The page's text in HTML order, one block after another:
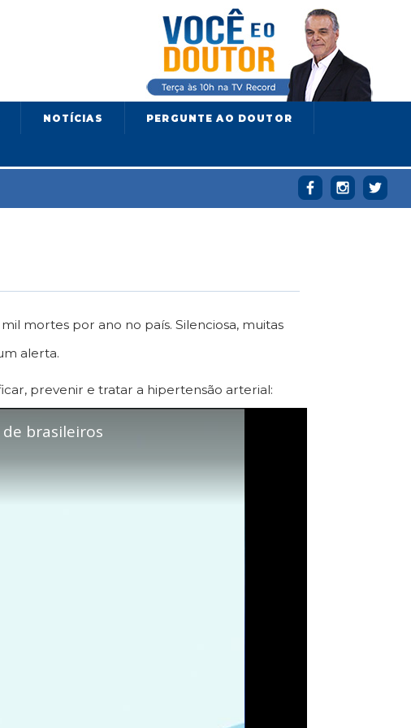
NOTÍCIAS PERGUNTE AO DOUTOR
mortes por ano no país. Silenciosa, muitas
alerta.
prevenir e tratar a hipertensão arterial: